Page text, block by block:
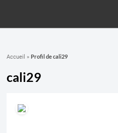
Accueil » Profil de cali29
cali29